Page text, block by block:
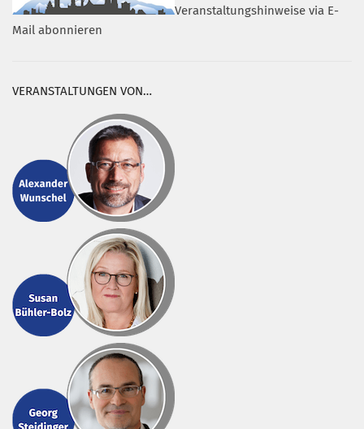
Veranstaltungshinweise via E-
Mail abonnieren
VERANSTALTUNGEN VON…